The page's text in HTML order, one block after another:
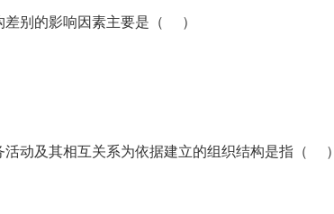
别的影响因素主要是（ ）
动及其相互关系为依据建立的组织结构是指（ ）